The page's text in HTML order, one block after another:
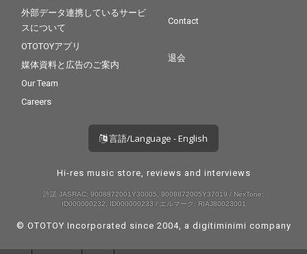
外部データ連携しているサービ
スについて
OTOTOYアプリ
媒体資料と広告のご案内
Our Team
Careers
Contact
退会
言語/Language - English
Hi-res music store, reviews and interviews
許諾 JASRAC: 9008872001Y30005, 9008872005Y37019 / NexTone:
ID000000232, ID000000233 / エルマーク: RIAJ80023001
© OTOTOY Incorporated since 2004, a digitiminimi company